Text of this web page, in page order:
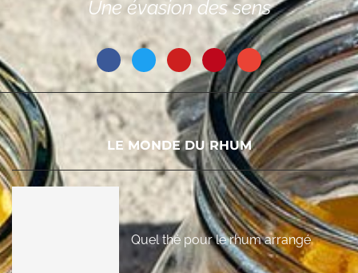
Une évasion des sens
LE MONDE DU RHUM
Quel thé pour le rhum arrangé